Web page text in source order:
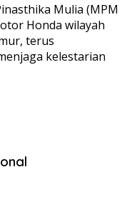
Mulia (MPM
Honda wilayah
terus
kelestarian